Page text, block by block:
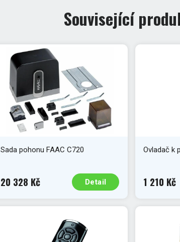
Související
Sada pohonu FAAC C720
20 328 Kč Detail
Ovladač k
1 210 Kč